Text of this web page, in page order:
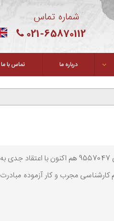
شماره تماس
021-65870112
درباره ما تماس با ما
به شماره ثبت ۴۴۴۵۹۹ بامجوز رسمی حق العملکاری از گمرک ایران به شماره پروانه کارگزاری 9557047 هم‌ اکنون با اعتقاد جدی به
مجرب و کار آزموده مبادرت